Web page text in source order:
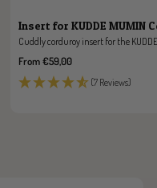
Insert for KUDDE MUMIN
Cuddly corduroy insert for the
Sale
From €59,00
(7 Reviews)